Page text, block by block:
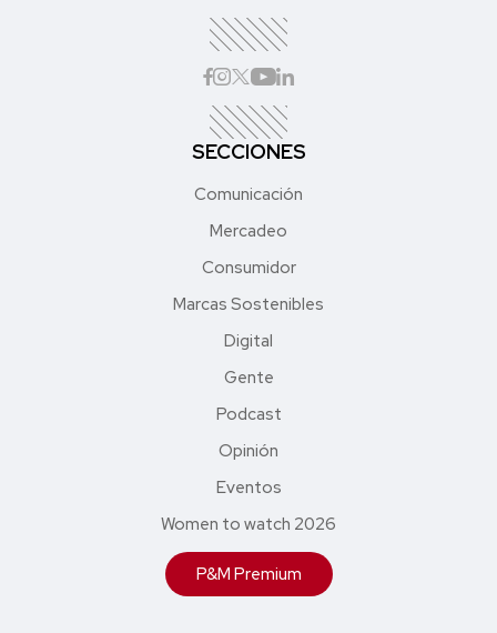
SECCIONES
Comunicación
Mercadeo
Consumidor
Marcas Sostenibles
Digital
Gente
Podcast
Opinión
Eventos
Women to watch 2026
P&M Premium